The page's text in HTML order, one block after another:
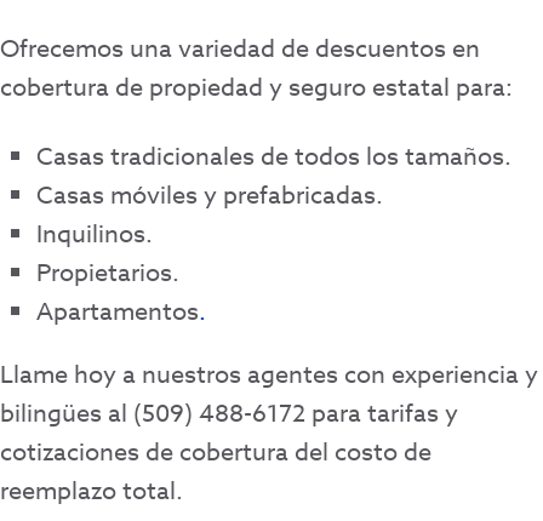
Ofrecemos una variedad de descuentos en
cobertura de propiedad y seguro estatal para:
Casas tradicionales de todos los tamaños.
Casas móviles y prefabricadas.
Inquilinos.
Propietarios.
Apartamentos.
Llame hoy a nuestros agentes con experiencia y
bilingües al (509) 488-6172 para tarifas y
cotizaciones de cobertura del costo de
reemplazo total.